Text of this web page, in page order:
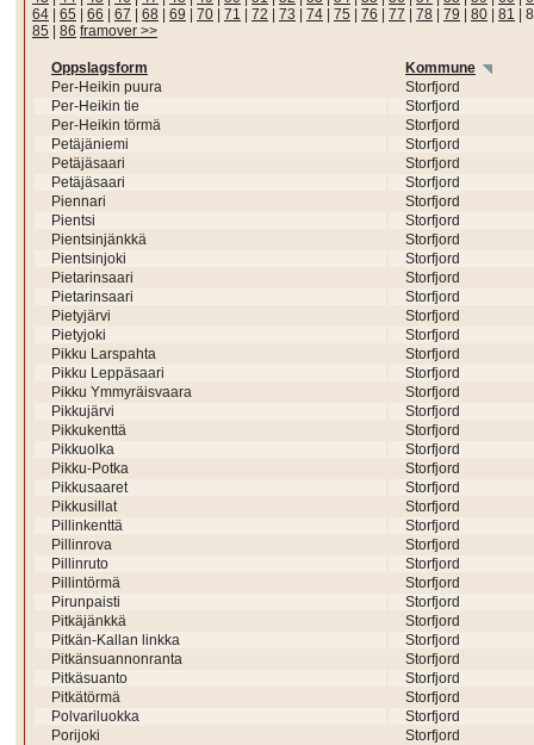
64
65 66 67 68 69 70 71 72 73 74 75 76 77 78 79 80 81
85
86 framover >>
Oppslagsform
Kommune
Per-Heikin puura
Storfjord
Per-Heikin tie
Storfjord
Per-Heikin törmä
Storfjord
Petäjäniemi
Storfjord
Petäjäsaari
Storfjord
Petäjäsaari
Storfjord
Piennari
Storfjord
Pientsi
Storfjord
Pientsinjänkkä
Storfjord
Pientsinjoki
Storfjord
Pietarinsaari
Storfjord
Pietarinsaari
Storfjord
Pietyjärvi
Storfjord
Pietyjoki
Storfjord
Pikku Larspahta
Storfjord
Pikku Leppäsaari
Storfjord
Pikku Ymmyräisvaara
Storfjord
Pikkujärvi
Storfjord
Pikkukenttä
Storfjord
Pikkuolka
Storfjord
Pikku-Potka
Storfjord
Pikkusaaret
Storfjord
Pikkusillat
Storfjord
Pillinkenttä
Storfjord
Pillinrova
Storfjord
Pillinruto
Storfjord
Pillintörmä
Storfjord
Pirunpaisti
Storfjord
Pitkäjänkkä
Storfjord
Pitkän-Kallan linkka
Storfjord
Pitkänsuannonranta
Storfjord
Pitkäsuanto
Storfjord
Pitkätörmä
Storfjord
Polvariluokka
Storfjord
Porijoki
Storfjord